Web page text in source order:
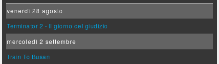
venerdì 28 agosto
Terminator 2 - Il giorno del giudizio
mercoledì 2 settembre
Train To Busan